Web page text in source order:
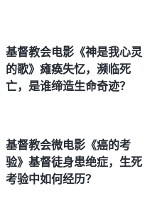
基督教会电影《神是我心灵
的歌》瘫痪失忆，濒临死
亡，是谁缔造生命奇迹？
基督教会微电影《癌的考
验》基督徒身患绝症，生死
考验中如何经历？